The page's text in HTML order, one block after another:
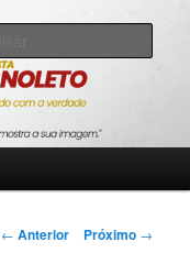
Navegação
← Anterior Próximo →